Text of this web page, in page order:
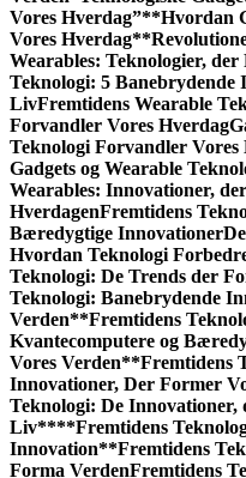
Vores Hverdag”**Hvordan
Vores Hverdag**
Wearables: Teknologier,
Teknologi: 5
LivFremtidens Wearable
Forvandler Vores Hverdag
Teknologi Forvandler Vores
Gadgets og Wearable
Wearables: Innovationer,
HverdagenFremtidens
Bæredygtige Innovationer
Hvordan Teknologi
Teknologi: De Trends der
Teknologi: Banebrydende
Verden**Fremtidens
Kvantecomputere og
Vores Verden**Fremtidens
Innovationer, Der Former
Teknologi: De Innovationer,
Liv****Fremtidens
Innovation**Fremtidens
Forma VerdenFremtidens